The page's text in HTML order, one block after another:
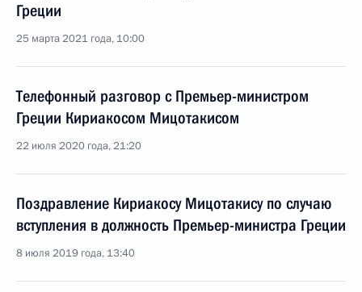
Греции
25 марта 2021 года, 10:00
Телефонный разговор с Премьер-министром
Греции Кириакосом Мицотакисом
22 июля 2020 года, 21:20
Поздравление Кириакосу Мицотакису по случаю
вступления в должность Премьер-министра Греции
8 июля 2019 года, 13:40